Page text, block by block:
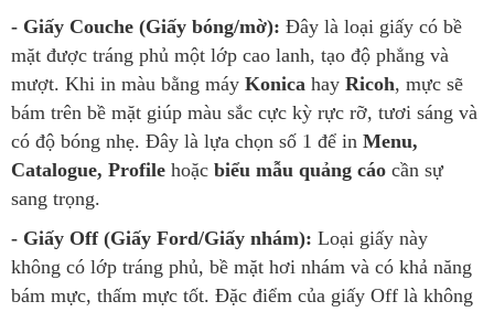
- Giấy Couche (Giấy bóng/mờ): Đây là loại giấy có bề
mặt được tráng phủ một lớp cao lanh, tạo độ phẳng và
mượt. Khi in màu bằng máy Konica hay Ricoh, mực sẽ
bám trên bề mặt giúp màu sắc cực kỳ rực rỡ, tươi sáng và
có độ bóng nhẹ. Đây là lựa chọn số 1 để in Menu,
Catalogue, Profile hoặc biểu mẫu quảng cáo cần sự
sang trọng.
- Giấy Off (Giấy Ford/Giấy nhám): Loại giấy này
không có lớp tráng phủ, bề mặt hơi nhám và có khả năng
bám mực, thấm mực tốt. Đặc điểm của giấy Off là không